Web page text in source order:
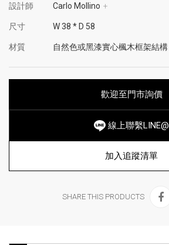
設計師 Carlo Mollino +
尺寸 W 38 * D 58
材質 自然色或黑漆實心楓木框架結構
歡迎至門市詢價
線上聯繫LINE@
加入追蹤清單
SHARE THIS PRODUCTS